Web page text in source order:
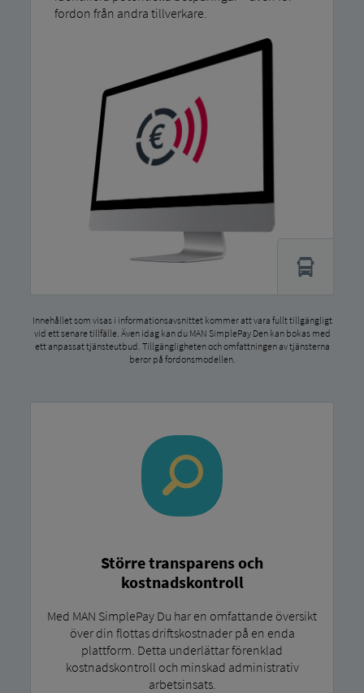
fordon från andra tillverkare.
Innehållet som visas i informationsavsnittet kommer att vara fullt tillgängligt
vid ett senare tillfälle. Även idag kan du MAN SimplePay Den kan bokas med
ett anpassat tjänsteutbud. Tillgängligheten och omfattningen av tjänsterna
beror på fordonsmodellen.
Större transparens och
kostnadskontroll
Med MAN SimplePay Du har en omfattande översikt
över din flottas driftskostnader på en enda
plattform. Detta underlättar förenklad
kostnadskontroll och minskad administrativ
arbetsinsats.